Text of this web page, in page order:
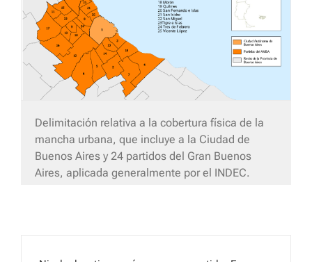
Delimitación relativa a la cobertura física de la
mancha urbana, que incluye a la Ciudad de
Buenos Aires y 24 partidos del Gran Buenos
Aires, aplicada generalmente por el INDEC.